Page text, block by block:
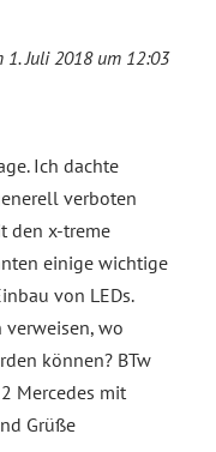
1. Juli 2018 um 12:03
Ich dachte
verboten
den x-treme
einige wichtige
von LEDs.
wo
können? BTw
Mercedes mit
Grüße